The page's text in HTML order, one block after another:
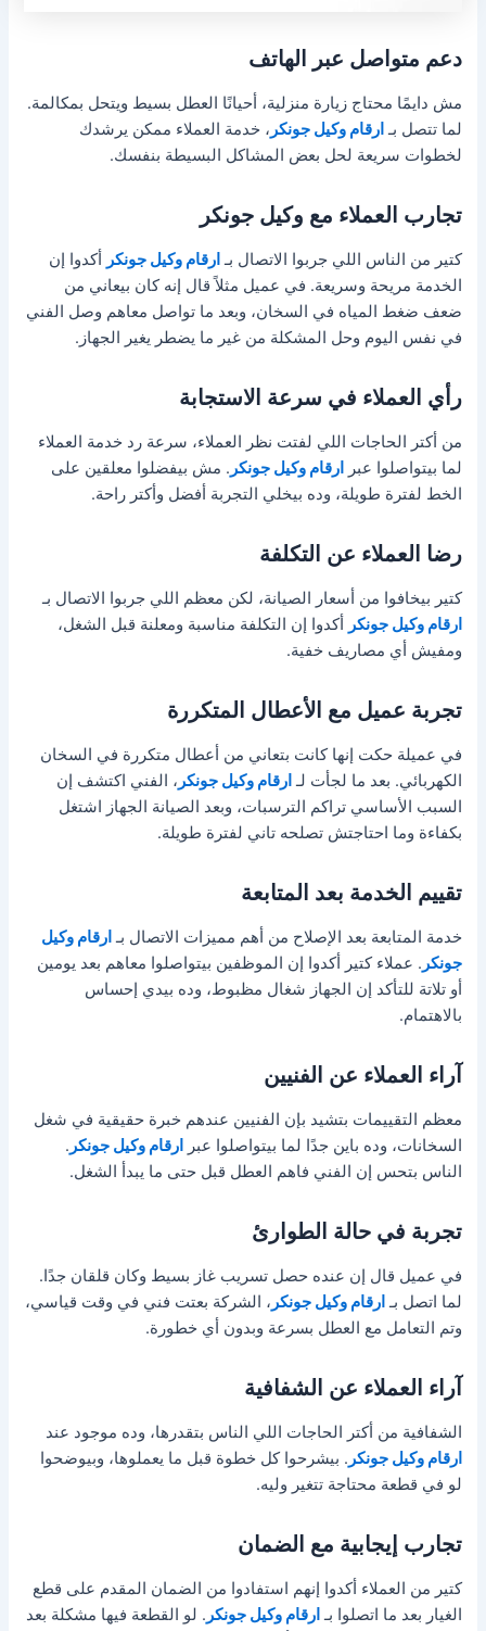
دعم متواصل عبر الهاتف
مش دايمًا محتاج زيارة منزلية، أحيانًا العطل بسيط ويتحل بمكالمة.
لما تتصل بـ ارقام وكيل جونكر ، خدمة العملاء ممكن يرشدك
لخطوات سريعة لحل بعض المشاكل البسيطة بنفسك.
تجارب العملاء مع وكيل جونكر
كتير من الناس اللي جربوا الاتصال بـ ارقام وكيل جونكر أكدوا إن
الخدمة مريحة وسريعة. في عميل مثلاً قال إنه كان بيعاني من
ضعف ضغط المياه في السخان، وبعد ما تواصل معاهم وصل الفني
في نفس اليوم وحل المشكلة من غير ما يضطر يغير الجهاز.
رأي العملاء في سرعة الاستجابة
من أكتر الحاجات اللي لفتت نظر العملاء، سرعة رد خدمة العملاء
لما بيتواصلوا عبر
ارقام وكيل جونكر . مش بيفضلوا معلقين على
الخط لفترة طويلة، وده بيخلي التجربة أفضل وأكتر راحة.
رضا العملاء عن التكلفة
كتير بيخافوا من أسعار الصيانة، لكن معظم اللي جربوا الاتصال بـ
ارقام وكيل جونكر أكدوا إن التكلفة مناسبة ومعلنة قبل الشغل،
ومفيش أي مصاريف خفية.
تجربة عميل مع الأعطال المتكررة
في عميلة حكت إنها كانت بتعاني من أعطال متكررة في السخان
الكهربائي. بعد ما لجأت لـ ارقام وكيل جونكر ، الفني اكتشف إن
السبب الأساسي تراكم الترسبات، وبعد الصيانة الجهاز اشتغل
بكفاءة وما احتاجتش تصلحه تاني لفترة طويلة.
تقييم الخدمة بعد المتابعة
خدمة المتابعة بعد الإصلاح من أهم مميزات الاتصال بـ ارقام وكيل
جونكر . عملاء كتير أكدوا إن الموظفين بيتواصلوا معاهم بعد يومين
أو تلاتة للتأكد إن الجهاز شغال مظبوط، وده بيدي إحساس
بالاهتمام.
آراء العملاء عن الفنيين
معظم التقييمات بتشيد بإن الفنيين عندهم خبرة حقيقية في شغل
السخانات، وده باين جدًا لما بيتواصلوا عبر
ارقام وكيل جونكر .
الناس بتحس إن الفني فاهم العطل قبل حتى ما يبدأ الشغل.
تجربة في حالة الطوارئ
في عميل قال إن عنده حصل تسريب غاز بسيط وكان قلقان جدًا.
لما اتصل بـ ارقام وكيل جونكر ، الشركة بعتت فني في وقت قياسي،
وتم التعامل مع العطل بسرعة وبدون أي خطورة.
آراء العملاء عن الشفافية
الشفافية من أكتر الحاجات اللي الناس بتقدرها، وده موجود عند
ارقام وكيل جونكر . بيشرحوا كل خطوة قبل ما يعملوها، وبيوضحوا
لو في قطعة محتاجة تتغير وليه.
تجارب إيجابية مع الضمان
كتير من العملاء أكدوا إنهم استفادوا من الضمان المقدم على قطع
الغيار بعد ما اتصلوا بـ ارقام وكيل جونكر . لو القطعة فيها مشكلة بعد